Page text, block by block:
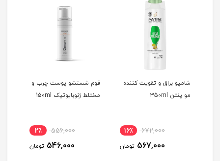
شامپو براق و تقویت کننده
مو پنتن 350ml
672,000 16٪
567,000 تومان
فوم شستشو پوست چرب و
مختلط ژنوبایوتیک 150ml
556,000 2٪
546,000 تومان